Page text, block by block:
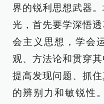
界的锐利思想武器
光，首先要学深悟
会主义思想，学会
观、方法论和贯穿
提高发现问题、抓
的辨别力和敏锐性